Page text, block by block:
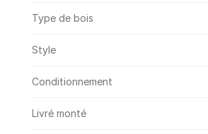
Type de bois
Style
Conditionnement
Livré monté